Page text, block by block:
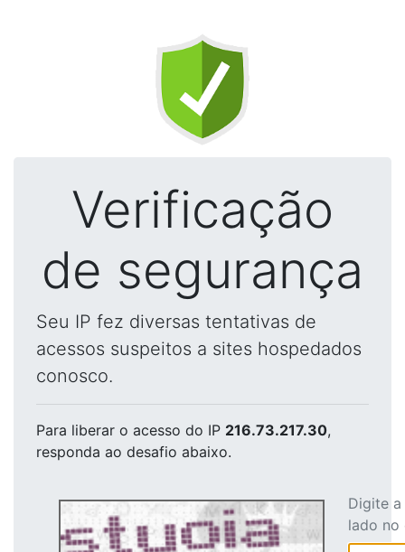
Verificação
de segurança
Seu IP fez diversas tentativas de
acessos suspeitos a sites hospedados
conosco.
Para liberar o acesso do IP 216.73.217.30,
responda ao desafio abaixo.
Digite
lado no